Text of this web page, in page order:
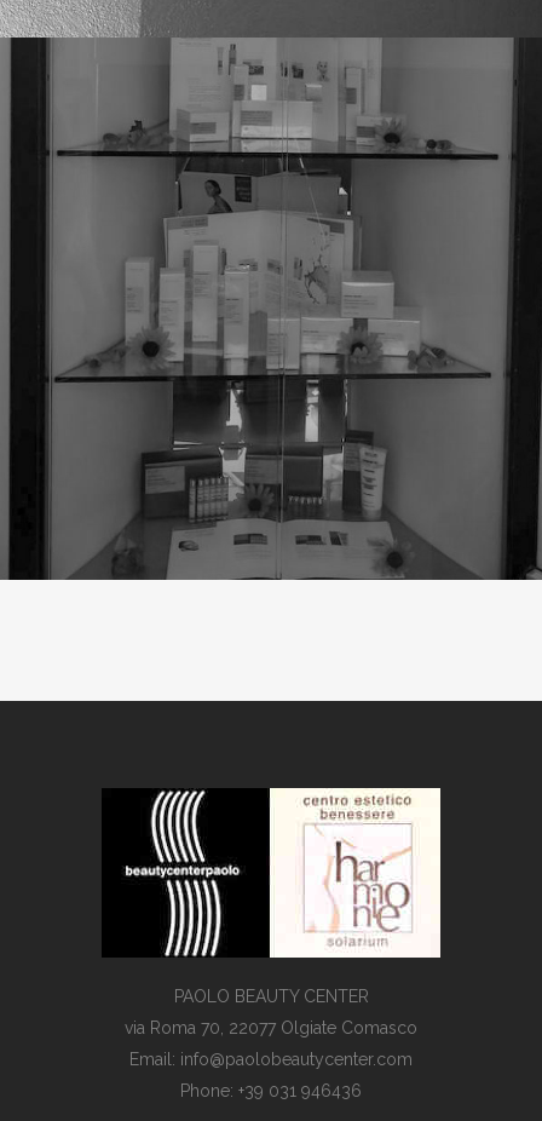
PAOLO BEAUTY CENTER
via Roma 70, 22077 Olgiate Comasco
Email: info@paolobeautycenter.com
Phone: +39 031 946436